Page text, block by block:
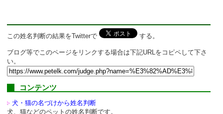
この姓名判断の結果をTwitterで する。
ブログ等でこのページをリンクする場合は下記URLをコピペして下さ
い。
コンテンツ
犬・猫の名づけから姓名判断
犬、猫などのペットの姓名判断です。